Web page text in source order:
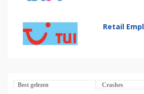
Retail
Best gelezen Crashes